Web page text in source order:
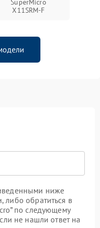
X11SRM-F
ниже
либо обратиться в
по следующему
не нашли ответ на